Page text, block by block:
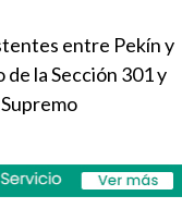
entre Pekín y
la Sección 301 y